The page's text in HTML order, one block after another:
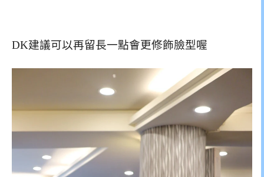
DK建議可以再留長一點會更修飾臉型喔